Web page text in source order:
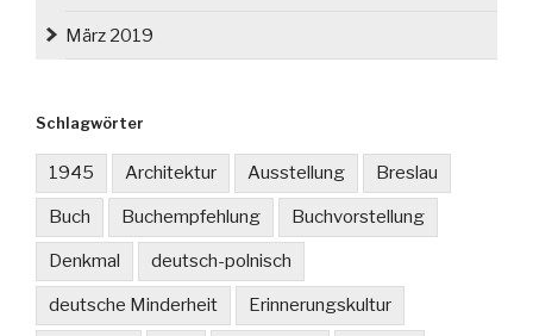
März 2019
Schlagwörter
1945 Architektur Ausstellung Breslau
Buch Buchempfehlung Buchvorstellung
Denkmal deutsch-polnisch
deutsche Minderheit Erinnerungskultur